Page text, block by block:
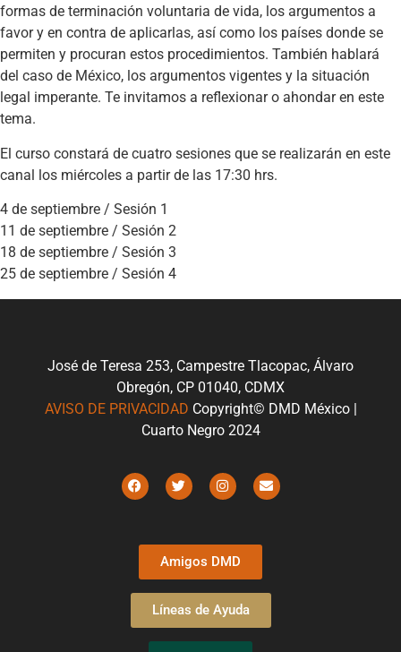
formas de terminación voluntaria de vida, los argumentos a
favor y en contra de aplicarlas, así como los países donde se
permiten y procuran estos procedimientos. También hablará
del caso de México, los argumentos vigentes y la situación
legal imperante. Te invitamos a reflexionar o ahondar en este
tema.
El curso constará de cuatro sesiones que se realizarán en este
canal los miércoles a partir de las 17:30 hrs.
4 de septiembre / Sesión 1
11 de septiembre / Sesión 2
18 de septiembre / Sesión 3
25 de septiembre / Sesión 4
José de Teresa 253, Campestre Tlacopac, Álvaro
Obregón, CP 01040, CDMX
AVISO DE PRIVACIDAD Copyright© DMD México |
Cuarto Negro 2024
Amigos DMD
Líneas de Ayuda